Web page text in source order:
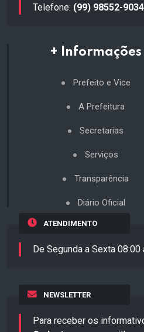
Telefone: (99) 98552-9034
+ Informações
Prefeito e Vice
A Prefeitura
Secretarias
Serviços
Transparência
Diário Oficial
ATENDIMENTO
De Segunda a Sexta 08:00
NEWSLETTER
Para receber os